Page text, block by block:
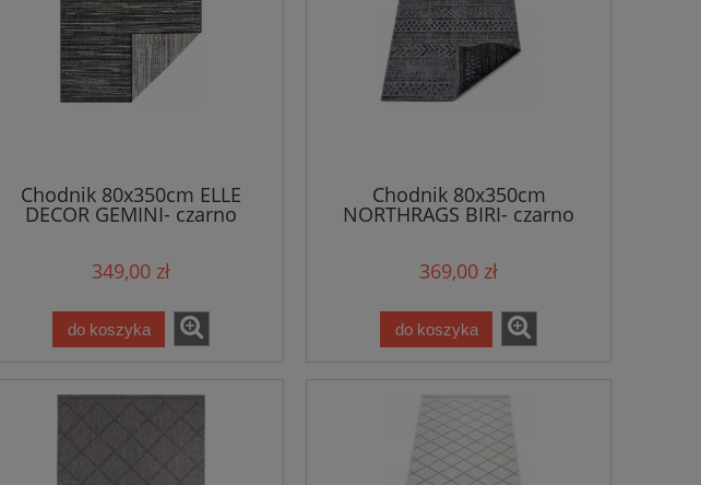
Chodnik 80x350cm ELLE
DECOR GEMINI- czarno
,dwustronny,zewnętrzno-
349,00 zł
do koszyka
Chodnik 80x350cm
NORTHRAGS BIRI- czarno
,dwustronny,zewnętrzno-
369,00 zł
do koszyka